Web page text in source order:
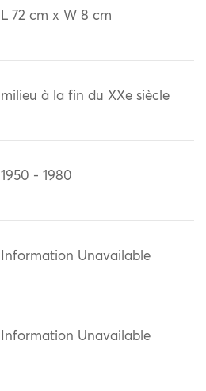
L 72 cm x W 8 cm
milieu à la fin du XXe siècle
1950 - 1980
Information Unavailable
Information Unavailable